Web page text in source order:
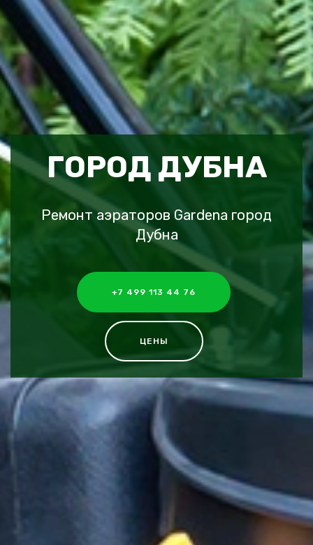
ГОРОД ДУБНА
Ремонт аэраторов Gardena город
Дубна
+7 499 113 44 76
ЦЕНЫ